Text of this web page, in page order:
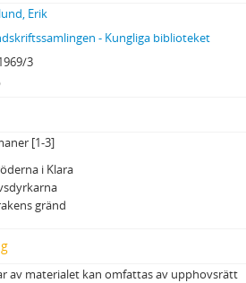
Erik
- Kungliga biblioteket
3
[1-3]
i Klara
gränd
av materialet kan omfattas av upphovsrätt